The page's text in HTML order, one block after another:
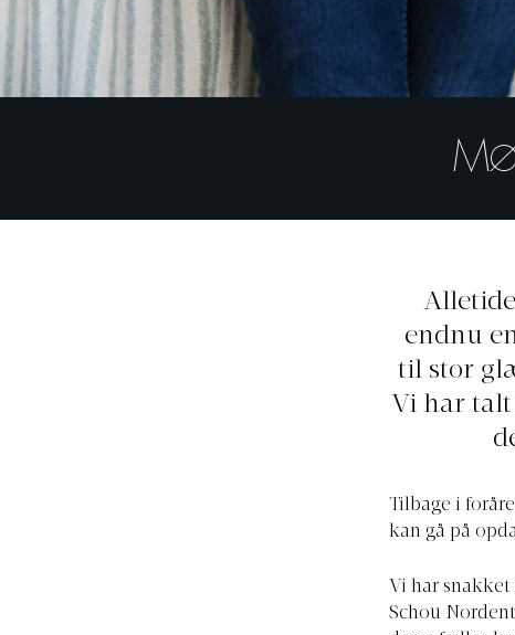
endnu
til stor
Vi har talt
Tilbage i
kan gå på
Vi har
Schou